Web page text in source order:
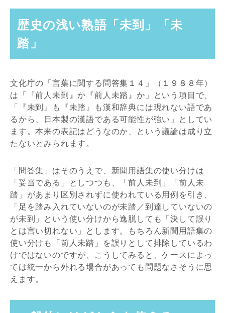
歴史の浅い熟語「未到」「未
踏」
文化庁の「言葉に関する問答集１４」（１９８８年）
は「『前人未到』か『前人未踏』か」という項目で、
「『未到』も『未踏』も漢和辞典には現れない語であ
るから、日本製の漢語である可能性が強い」としてい
ます。本来の表記はどうなのか、という議論は成り立
たないとみられます。
「問答集」はそのうえで、新聞用語集の使い分けは
「妥当である」としつつも、「前人未到」「前人未
踏」があまり区別されずに使われている用例を引き、
「足を踏み入れていないのが未踏／到達していないの
が未到」という使い分けから逸脱しても「決して誤り
とは言い切れない」とします。もちろん新聞用語集の
使い分けも「前人未踏」を誤りとして排除しているわ
けではないのですが、こうしてみると、ケースによっ
ては統一から外れる場合があっても問題なさそうに思
えます。